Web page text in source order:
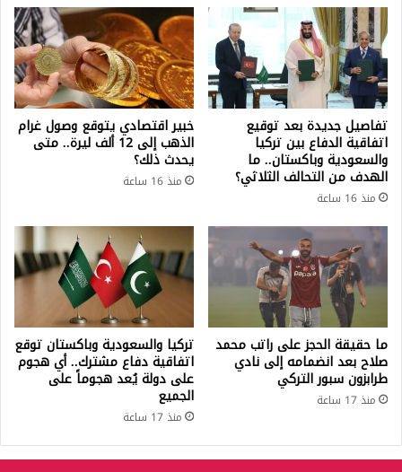
تفاصيل جديدة بعد توقيع
اتفاقية الدفاع بين تركيا
والسعودية وباكستان.. ما
الهدف من التحالف الثلاثي؟
منذ 16 ساعة
خبير اقتصادي يتوقع وصول غرام
الذهب إلى 12 ألف ليرة.. متى
يحدث ذلك؟
منذ 16 ساعة
ما حقيقة الحجز على راتب محمد
صلاح بعد انضمامه إلى نادي
طرابزون سبور التركي
منذ 17 ساعة
تركيا والسعودية وباكستان توقع
اتفاقية دفاع مشترك.. أي هجوم
على دولة يُعد هجوماً على
الجميع
منذ 17 ساعة